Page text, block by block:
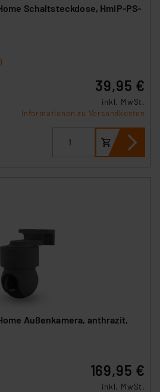
Schaltsteckdose, HmIP-PS-
39,95 €
inkl. MwSt.
Informationen zu Versandkosten
Außenkamera, anthrazit,
169,95 €
inkl. MwSt.